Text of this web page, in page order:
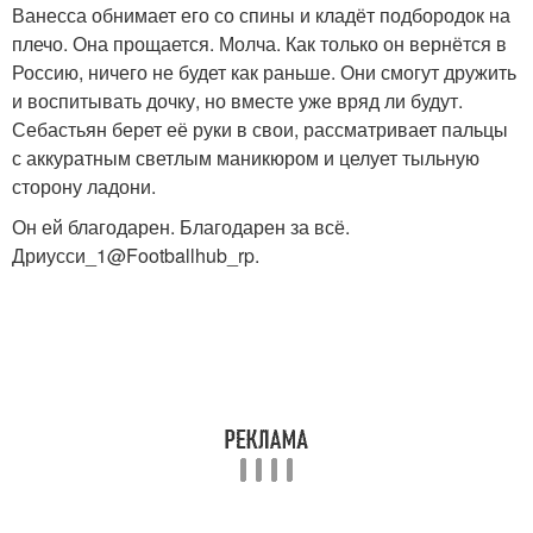
Ванесса обнимает его со спины и кладёт подбородок на
плечо. Она прощается. Молча. Как только он вернётся в
Россию, ничего не будет как раньше. Они смогут дружить
и воспитывать дочку, но вместе уже вряд ли будут.
Себастьян берет её руки в свои, рассматривает пальцы
с аккуратным светлым маникюром и целует тыльную
сторону ладони.
Он ей благодарен. Благодарен за всё.
Дриусси_1@Footballhub_rp.